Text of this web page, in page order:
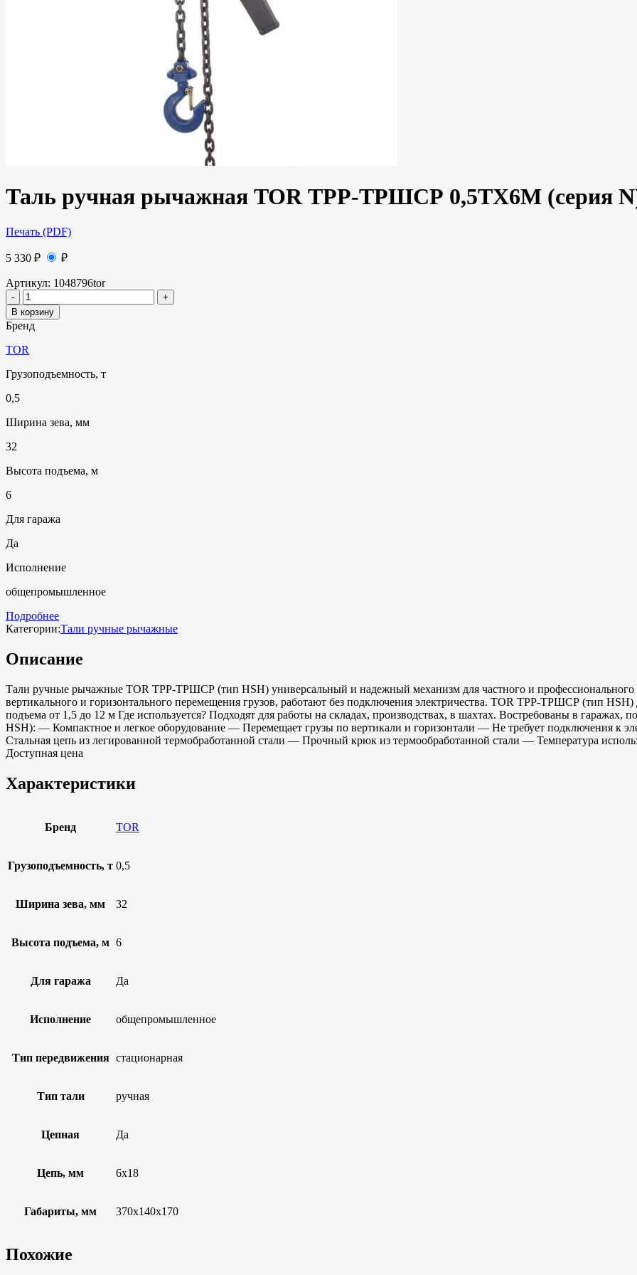
Таль ручная рычажная TOR ТРР-ТРШСР 0,5ТХ6М (серия
Печать (PDF)
5 330 ₽ ₽
Артикул: 1048796tor
В корзину
Бренд
TOR
Грузоподъемность, т
0,5
Ширина зева, мм
32
Высота подъема, м
6
Для гаража
Да
Исполнение
общепромышленное
Подробнее
Категории:Тали ручные рычажные
Описание
Тали ручные рычажные TOR ТРР-ТРШСР (тип HSH) универсальный и надежный механизм для частного и профессионального
вертикального и горизонтального перемещения грузов, работают без подключения электричества. TOR ТРР-ТРШСР (тип
подъема от 1,5 до 12 м Где используется? Подходят для работы на складах, производствах, в шахтах. Востребованы в
HSH): — Компактное и легкое оборудование — Перемещает грузы по вертикали и горизонтали — Не требует подключения к
Стальная цепь из легированной термобработанной стали — Прочный крюк из термообработанной стали — Температура
Доступная цена
Характеристики
Бренд TOR
Грузоподъемность, т 0,5
Ширина зева, мм 32
Высота подъема, м 6
Для гаража Да
Исполнение общепромышленное
Тип передвижения стационарная
Тип тали ручная
Цепная Да
Цепь, мм 6х18
Габариты, мм 370х140х170
Похожие